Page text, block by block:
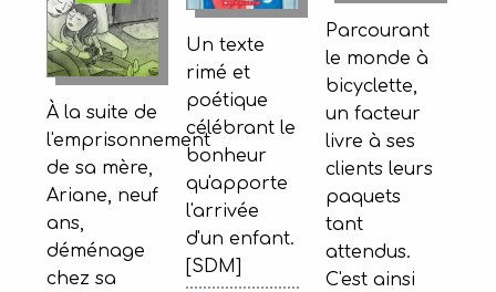
À la suite de
l'emprisonnement
de sa mère,
Ariane, neuf
ans,
déménage
chez sa
Un texte
rimé et
poétique
célébrant le
bonheur
qu'apporte
l'arrivée
d'un enfant.
[SDM]
Parcourant
le monde à
bicyclette,
un facteur
livre à ses
clients leurs
paquets
tant
attendus.
C'est ainsi